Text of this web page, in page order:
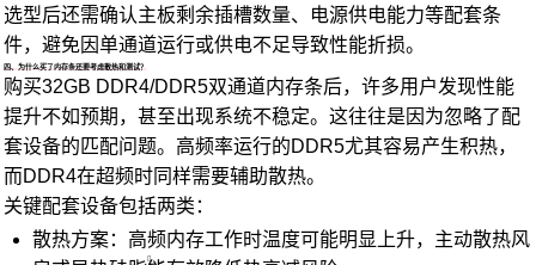
选型后还需确认主板剩余插槽数量、电源供电能力等配套条
件，避免因单通道运行或供电不足导致性能折损。
四、为什么买了内存条还要考虑散热和测试？
购买32GB DDR4/DDR5双通道内存条后，许多用户发现性能
提升不如预期，甚至出现系统不稳定。这往往是因为忽略了配
套设备的匹配问题。高频率运行的DDR5尤其容易产生积热，
而DDR4在超频时同样需要辅助散热。
关键配套设备包括两类：
散热方案：高频内存工作时温度可能明显上升，主动散热风